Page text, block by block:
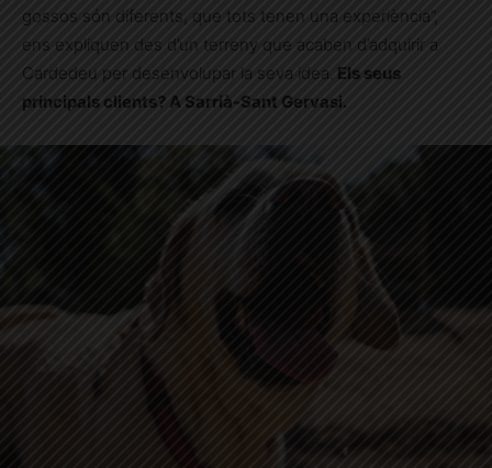
gossos són diferents, que tots tenen una experiència”,
ens expliquen des d’un terreny que acaben d’adquirir a
Cardedeu per desenvolupar la seva idea. Els seus
principals clients? A Sarrià-Sant Gervasi.